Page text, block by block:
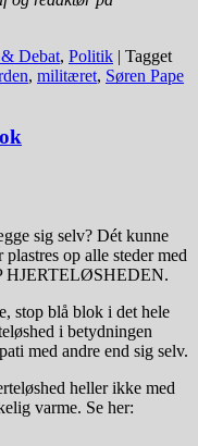
Debat, Politik | Tagget
, militæret, Søren Pape
sig selv? Dét kunne
op alle steder med
HJERTELØSHEDEN.
stop blå blok i det hele
i betydningen
med andre end sig selv.
heller ikke med
varme. Se her: